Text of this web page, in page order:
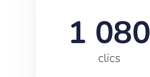
clics
1 080